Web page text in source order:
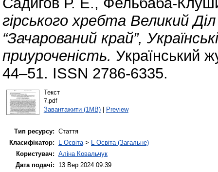
гірського хребта Великий
“Зачарований край”,
приуроченість. Український
44–51. ISSN 2786-6335.
Текст
7.pdf
Завантажити (1MB)| Preview
Тип ресурсу: Стаття
Класифікатор:
L Освіта> L Освіта (Загальне)
Користувач: Аліна Ковальчук
Дата подачі:
13 Вер 2024 09:39